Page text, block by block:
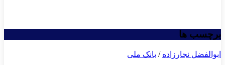
برچسب ها
ابوالفضل نجارزاده / بانک ملی